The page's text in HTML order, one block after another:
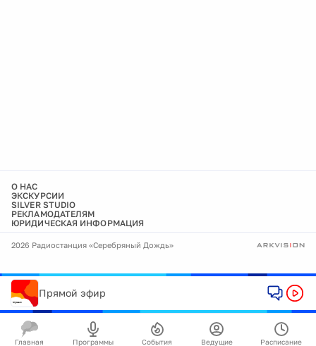
О НАС
ЭКСКУРСИИ
SILVER STUDIO
РЕКЛАМОДАТЕЛЯМ
ЮРИДИЧЕСКАЯ ИНФОРМАЦИЯ
2026 Радиостанция «Серебряный Дождь»
Прямой эфир
Главная Программы События Ведущие Расписание